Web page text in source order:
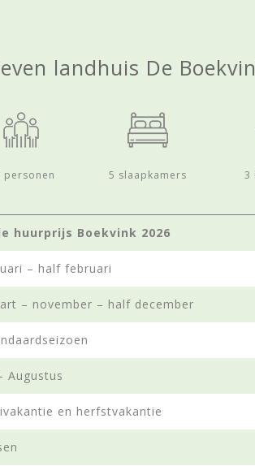
landhuis De
personen 5 slaapkamers 3
huurprijs Boekvink 2026
– half februari
– november – half december
Augustus
en herfstvakantie